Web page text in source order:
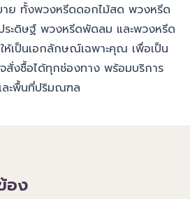
าย ทั้งพวงหรีดดอกไม้สด พวงหรีด
ระดิษฐ์ พวงหรีดพัดลม และพวงหรีด
เป็นเอกลักษณ์เฉพาะคุณ เพื่อเป็น
สั่งซื้อได้ทุกช่องทาง พร้อมบริการ
ะพื้นที่ปริมณฑล
อง